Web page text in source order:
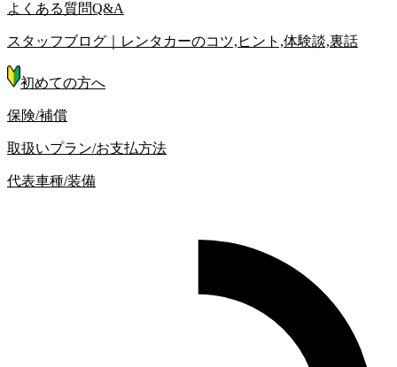
よくある質問Q&A
スタッフブログ｜レンタカーのコツ,ヒント,体験談,裏話
初めての方へ
保険/補償
取扱いプラン/お支払方法
代表車種/装備